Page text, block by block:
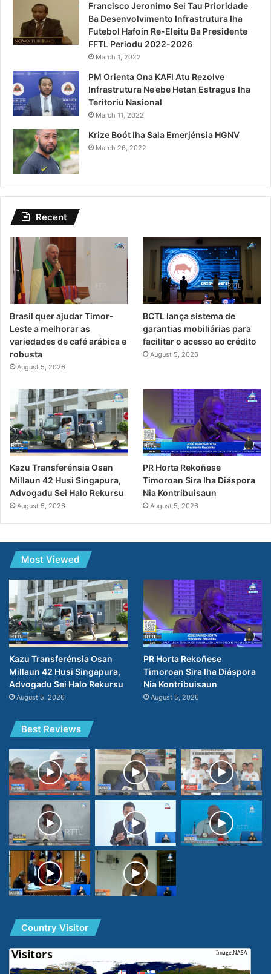
Francisco Jeronimo Sei Tau Prioridade
Ba Desenvolvimento Infrastrutura Iha
Futebol Hafoin Re-Eleitu Ba Presidente
FFTL Periodu 2022-2026
March 1, 2022
PM Orienta Ona KAFI Atu Rezolve
Infrastrutura Ne’ebe Hetan Estragus Iha
Teritoriu Nasional
March 11, 2022
Krize Boót Iha Sala Emerjénsia HGNV
March 26, 2022
Recent
Brasil quer ajudar Timor-
Leste a melhorar as
variedades de café arábica e
robusta
August 5, 2026
BCTL lança sistema de
garantias mobiliárias para
facilitar o acesso ao crédito
August 5, 2026
Kazu Transferénsia Osan
Millaun 42 Husi Singapura,
Advogadu Sei Halo Rekursu
August 5, 2026
PR Horta Rekoñese
Timoroan Sira Iha Diáspora
Nia Kontribuisaun
August 5, 2026
Most Viewed
Kazu Transferénsia Osan
Millaun 42 Husi Singapura,
Advogadu Sei Halo Rekursu
August 5, 2026
PR Horta Rekoñese
Timoroan Sira Iha Diáspora
Nia Kontribuisaun
August 5, 2026
Best Reviews
Country Visitor